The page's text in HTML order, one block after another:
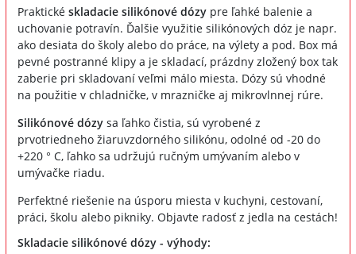
Praktické skladacie silikónové dózy pre ľahké balenie a
uchovanie potravín. Ďalšie využitie silikónových dóz je napr.
ako desiata do školy alebo do práce, na výlety a pod. Box má
pevné postranné klipy a je skladací, prázdny zložený box tak
zaberie pri skladovaní veľmi málo miesta. Dózy sú vhodné
na použitie v chladničke, v mrazničke aj mikrovlnnej rúre.
Silikónové dózy sa ľahko čistia, sú vyrobené z
prvotriedneho žiaruvzdorného silikónu, odolné od -20 do
+220 ° C, ľahko sa udržujú ručným umývaním alebo v
umývačke riadu.
Perfektné riešenie na úsporu miesta v kuchyni, cestovaní,
práci, školu alebo pikniky. Objavte radosť z jedla na cestách!
Skladacie silikónové dózy - výhody: